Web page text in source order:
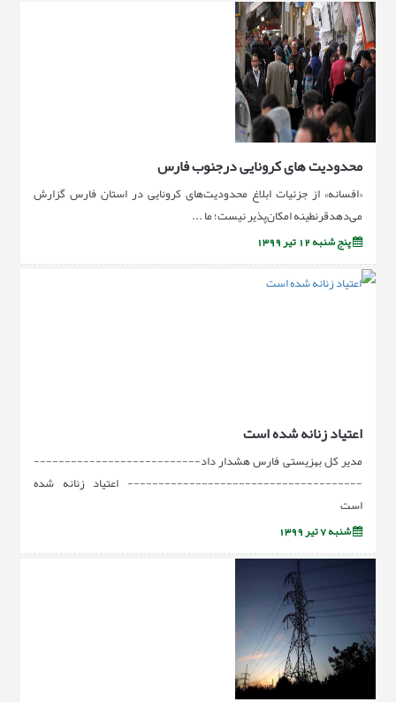
محدوديت هاى كرونايی درجنوب فارس
«افسانه» از جزئیات ابلاغ محدودیت‌های کرونایی در استان فارس گزارش
می‌دهدقرنطینه امکان‌پذیر نیست؛ ما ...
پنج شنبه 12 تیر 1399
اعتیاد زنانه شده است
مدیر کل بهزیستی فارس هشدار داد---------------------------
-------------------------------------- اعتیاد زنانه شده
است
شنبه 7 تیر 1399